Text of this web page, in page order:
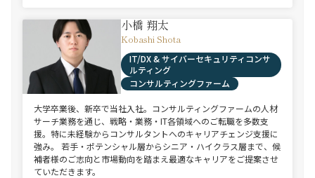
小橋 翔太
Kobashi Shota
IT/DX & サイバーセキュリティコンサ
ルティング
コンサルティングファーム
大学卒業後、新卒で当社入社。コンサルティングファームの人材
サーチ業務を通じ、戦略・業務・IT各領域へのご転職を多数支
援。特に未経験からコンサルタントへのキャリアチェンジ支援に
強み。 若手・ポテンシャル層からシニア・ハイクラス層まで、候
補者様のご志向と市場動向を踏まえ最適なキャリアをご提案させ
ていただきます。